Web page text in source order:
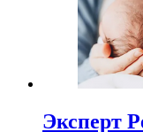
Эксперт